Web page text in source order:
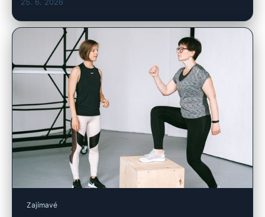
25. 6. 2026
Zajímavé